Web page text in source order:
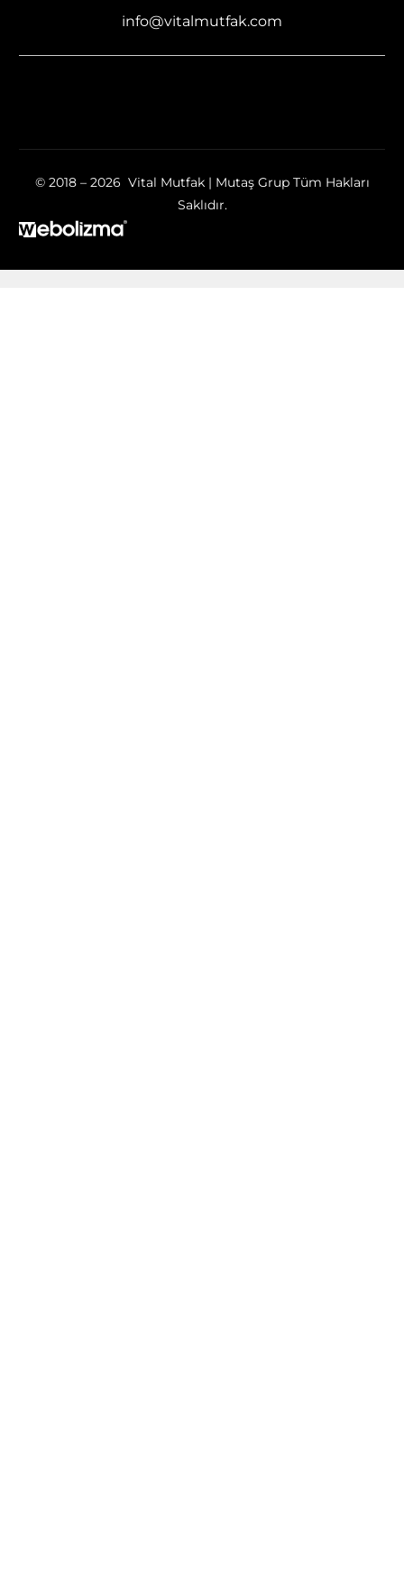
info@vitalmutfak.com
© 2018 – 2026 Vital Mutfak | Mutaş Grup Tüm Hakları
Saklıdır.